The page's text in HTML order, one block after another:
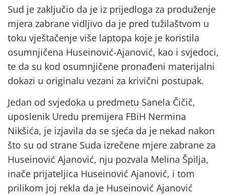
Sud je zaključio da je iz prijedloga za produženje
mjera zabrane vidljivo da je pred tužilaštvom u
toku vještačenje više laptopa koje je koristila
osumnjičena Huseinović-Ajanović, kao i svjedoci,
te da su kod osumnjičene pronađeni materijalni
dokazi u originalu vezani za krivični postupak.
Jedan od svjedoka u predmetu Sanela Čičič,
uposlenik Uredu premijera FBiH Nermina
Nikšića, je izjavila da se sjeća da je nekad nakon
što su od strane Suda izrečene mjere zabrane za
Huseinović Ajanović, nju pozvala Melina Špilja,
inače prijateljica Huseinović Ajanović, i tom
prilikom joj rekla da je Huseinović Ajanović